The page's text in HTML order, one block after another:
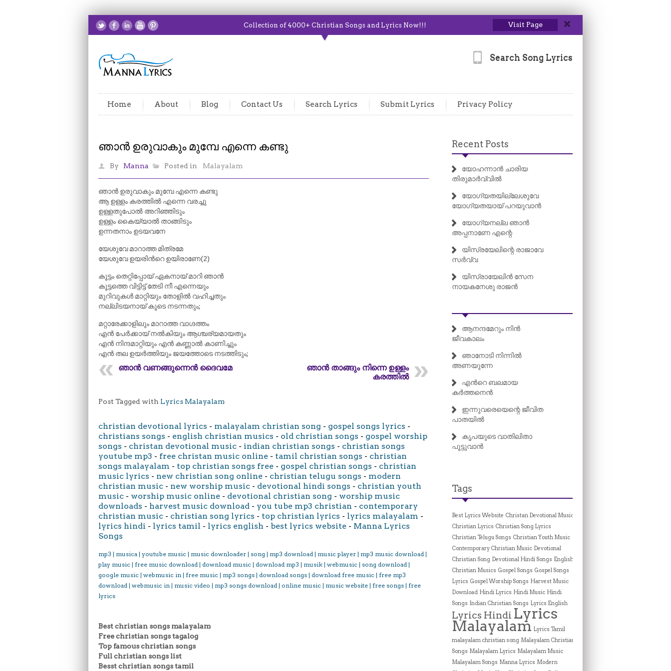
Collection of 4000+ Christian Songs and Lyrics Now!!! Visit Page
Search Song Lyrics
Home About Blog Contact Us Search Lyrics Submit Lyrics Privacy Policy
ഞാൻ ഉരുവാകും മുമ്പേ എന്നെ കണ്ടു
By Manna Posted in Malayalam
ഞാൻ ഉരുവാകും മുമ്പേ എന്നെ കണ്ടു
ആ ഉള്ളം കരത്തിൽ എന്നെ വരച്ചു
ഉള്ളതുപോൽ അറിഞ്ഞിടും
ഉള്ളം കൈയ്യാൽ താങ്ങിടും
ഉന്നതനാം ഉടയവനേ
യേശുവേ മാറാത്ത മിത്രമേ
യേശുവേ ഉയരിന്‍റെ ഉയിരാണേ(2)
കൂട്ടം തെറ്റിപ്പോയ് ഏകനായ് മാറി ഞാൻ
കൂട്ടത്തെ വിട്ടിട്ട് തേടി നീ എന്നെയും
മുറിവുകൾ മാറ്റിയും തോളിൽ വഹിച്ചതും
നല്ലിടയനായ് കൂടെ നടന്നതും;
മറ്റാരേക്കാളിലും മാറാത്ത വാഗ്ദത്തം
എൻ പേർക്കായ് നൽകിയും ആശ്ചര്യമായതും
എൻ നിന്ദമാറ്റിയും എൻ കണ്ണാൽ കാണിച്ചും
എൻ തല ഉയർത്തിയും ജയത്തോടെ നടത്തിടും;
ഞാൻ വണങ്ങുന്നെൻ ദൈവമേ
ഞാൻ താങ്ങും നിന്നെ ഉള്ളം
കരത്തിൽ
Post Tagged with Lyrics Malayalam
christian devotional lyrics - malayalam christian song - gospel songs lyrics -
christians songs - english christian musics - old christian songs - gospel worship
songs - christan devotional music - indian christian songs - christian songs
youtube mp3 - free christan music online - tamil christian songs - christian
songs malayalam - top christian songs free - gospel christian songs - christian
music lyrics - new christian song online - christian telugu songs - modern
christian music - new worship music - devotional hindi songs - christian youth
music - worship music online - devotional christian song - worship music
downloads - harvest music download - you tube mp3 christian - contemporary
christian music - christian song lyrics - top christian lyrics - lyrics malayalam -
lyrics hindi - lyrics tamil - lyrics english - best lyrics website - Manna Lyrics
Songs
mp3 | musica | youtube music | music downloader | song | mp3 download | music player | mp3 music download |
play music | free music download | download music | download mp3 | musik | webmusic | song download |
google music | webmusic in | free music | mp3 songs | download songs | download free music | free mp3
download | webmusic in | music video | mp3 songs download | online music | music website | free songs | free
lyrics
Best christian songs malayalam
Free christian songs tagalog
Top famous christian songs
Full christian songs list
Besst christian songs tamil
Recent Posts
യോഹന്നാൻ ചാരിയ
തിരുമാർവ്വിൽ
യോഗ്യതയില്ലേശുവേ
യോഗ്യതയായ് പറയുവാൻ
യോഗ്യനല്ല ഞാൻ
അപ്പനാണേ എന്റെ
യിസ്രയേലിന്റെ രാജാവേ
സർവ്വ
യിസ്രായേലിൻ സേന
നായകനേശു രാജൻ
ആനന്ദമേറും നിൻ
ജീവകാലം
ഞാനോടി നിന്നിൽ
അണയുന്നേ
എന്‍റെ ബലമായ
കർത്തനെൻ
ഇന്നുവരെയെന്റെ ജീവിത
പാതയിൽ
കൃപയുടെ വാതിലിതാ
പൂട്ടുവാൻ
Tags
Best Lyrics Website Christan Devotional Music
Christian Lyrics Christian Song Lyrics
Christian Telugu Songs Christian Youth Music
Contemporary Christian Music Devotional
Christian Song Devotional Hindi Songs English
Christian Musics Gospel Songs Gospel Songs
Lyrics Gospel Worship Songs Harvest Music
Download Hindi Lyrics Hindi Music Hindi
Songs Indian Christian Songs Lyrics English
Lyrics Hindi Lyrics
Malayalam Lyrics Tamil
malayalam christian song Malayalam Christian
Songs Malayalam Lyrics Malayalam Music
Malayalam Songs Manna Lyrics Modern